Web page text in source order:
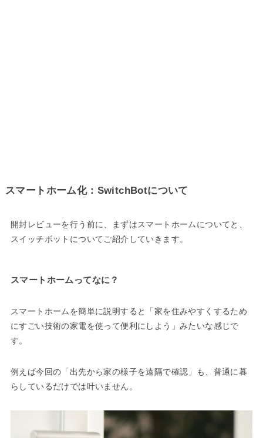
スマートホーム化：SwitchBotについて
開封レビューを行う前に、まずはスマートホームについてと、
スイッチボットについてご紹介していきます。
スマートホームってなに？
スマートホームを簡単に説明すると「家を住みやすくするため
にすごい技術の家電を使って便利にしよう」みたいな感じで
す。
例えば今回の「出先から家の様子を遠隔で確認」も、普通に暮
らしているだけでは叶いません。